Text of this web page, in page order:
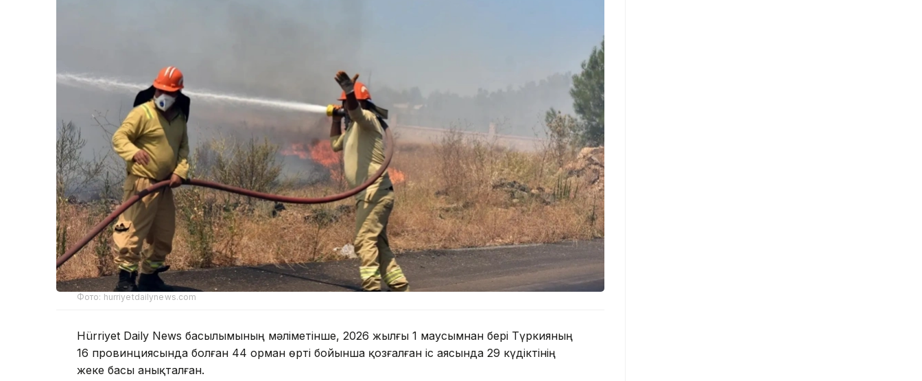
Фото: hurriyetdailynews.com
Hürriyet Daily News басылымының мәліметінше, 2026 жылғы 1 маусымнан бері Түркияның
16 провинциясында болған 44 орман өрті бойынша қозғалған іс аясында 29 күдіктінің
жеке басы анықталған.